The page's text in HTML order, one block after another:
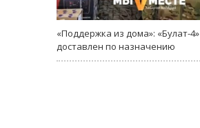
«Поддержка из дома»: «Булат-4»
доставлен по назначению